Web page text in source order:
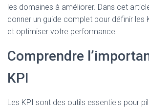
les domaines à améliorer. Dans cet
donner un guide complet pour définir
et optimiser votre performance.
Comprendre
KPI
Les KPI sont des outils essentiels pour